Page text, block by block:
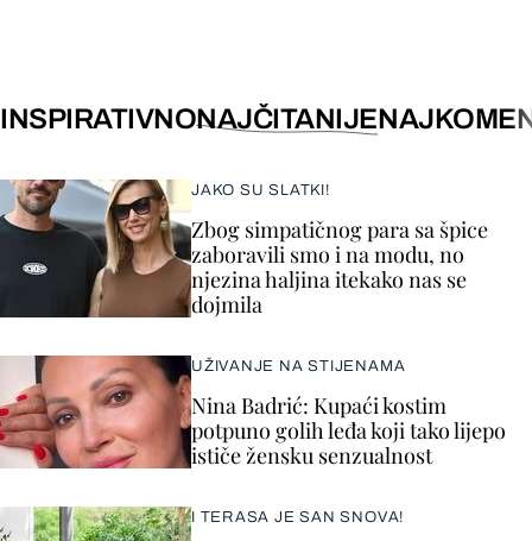
INSPIRATIVNONAJČITANIJE
JAKO SU SLATKI!
Zbog simpatičnog para sa špice
zaboravili smo i na modu, no
njezina haljina itekako nas se
dojmila
UŽIVANJE NA STIJENAMA
Nina Badrić: Kupaći kostim
potpuno golih leđa koji tako lijepo
ističe žensku senzualnost
I TERASA JE SAN SNOVA!